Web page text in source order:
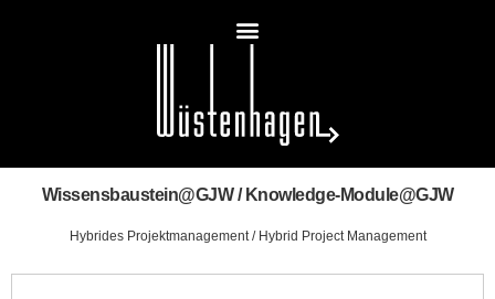
Wissensbaustein@GJW / Knowledge-Module@GJW
Hybrides Projektmanagement / Hybrid Project Management